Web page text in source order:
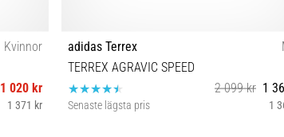
Kvinnor
1 020 kr
1 371 kr
adidas Terrex
TERREX AGRAVIC SPEED
2 099 kr 1
Senaste lägsta pris 1